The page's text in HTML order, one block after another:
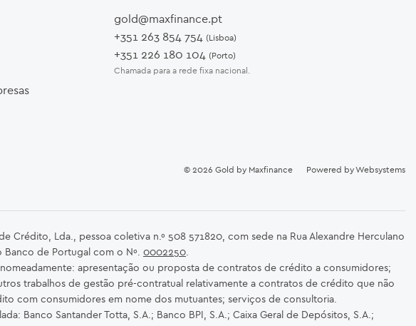
gold@maxfinance.pt
+351 263 854 754 (Lisboa)
+351 226 180 104 (Porto)
Chamada para a rede fixa nacional.
© 2026 Gold by Maxfinance Powered byWebsystems
Crédito, Lda., pessoa coletiva n.º 508 571820, com sede na Rua Alexandre Herculano
de Portugal com o Nº. 0002250.
apresentação ou proposta de contratos de crédito a consumidores;
trabalhos de gestão pré-contratual relativamente a contratos de crédito que não
com consumidores em nome dos mutuantes; serviços de consultoria.
Banco Santander Totta, S.A.; Banco BPI, S.A.; Caixa Geral de Depósitos, S.A.;